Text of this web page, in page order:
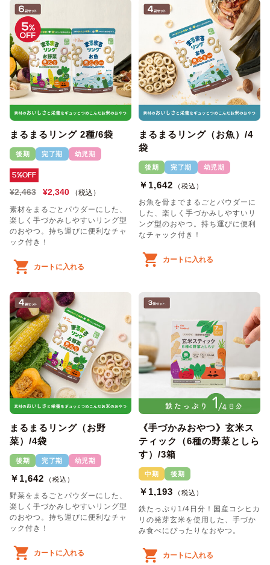
まるまるリング 2種/6袋
後期 完了期 幼児期
5%OFF
¥2,463 ¥2,340
（税込）
素材をまるごとパウダーにした、
楽しく手づかみしやすいリング型
のおやつ。持ち運びに便利なチャ
ック付き！
カートに入れる
まるまるリング（お魚）/4
袋
後期 完了期 幼児期
￥1,642 （税込）
お魚を骨までまるごとパウダーに
した、楽しく手づかみしやすいリ
ング型のおやつ。持ち運びに便利
なチャック付き！
カートに入れる
まるまるリング（お野
菜）/4袋
後期 完了期 幼児期
￥1,642 （税込）
野菜をまるごとパウダーにした、
楽しく手づかみしやすいリング型
のおやつ。持ち運びに便利なチャ
ック付き！
カートに入れる
《手づかみおやつ》玄米ス
ティック（6種の野菜としら
す）/3箱
中期 後期
￥1,193 （税込）
鉄たっぷり1/4日分！国産コシヒカ
リの発芽玄米を使用した、手づか
み食べにぴったりなおやつ。
カートに入れる